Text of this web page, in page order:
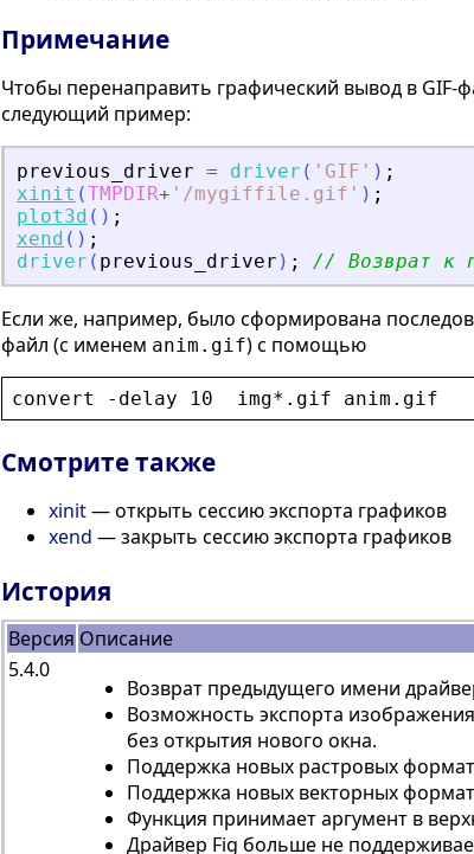
Примечание
Чтобы перенаправить графический вывод в
следующий пример:
previous_driver = driver ( ' GIF ' ) ;
xinit (TMPDIR+ ' /mygiffile.gif ' ) ;
plot3d ( ) ;
xend ( ) ;
driver ( previous_driver ) ; // Возврат к
Если же, например, было сформирована
файл (с именем anim.gif) с помощью
convert - delay 10 img*. gif anim . gif
Смотрите также
xinit— открыть сессию экспорта графиков
xend — закрыть сессию экспорта графиков
История
Версия Описание
5.4.0
Возврат предыдущего имени
Возможность экспорта
без открытия нового окна.
Поддержка новых растровых
Поддержка новых векторных
Функция принимает аргумент в
Драйвер Fig больше не